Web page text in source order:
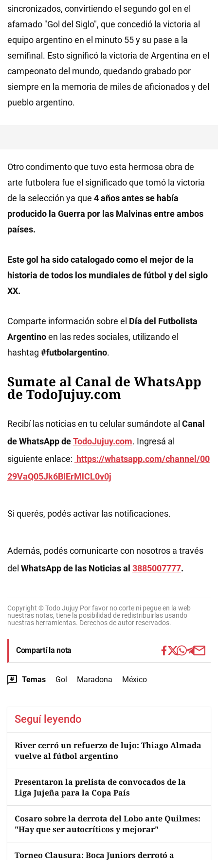
sincronizados, convirtiendo el segundo gol en el
afamado "Gol del Siglo", que concedió la victoria al
equipo argentino en el minuto 55 y su pase a la
semifinal. Esto significó la victoria de Argentina en el
campeonato del mundo, quedando grabado por
siempre en la memoria de miles de aficionados y del
pueblo argentino.
Otro condimento que tuvo esta hermosa obra de
arte futbolera fue el significado que tomó la victoria
de la selección ya que 4 años antes se había
producido la Guerra por las Malvinas entre ambos
países.
Este gol ha sido catalogado como el mejor de la
historia de todos los mundiales de fútbol y del siglo
XX.
Comparte información sobre el Día del Futbolista
Argentinoen las redes sociales, utilizando el
hashtag #futbolargentino.
Sumate al Canal de WhatsApp
de TodoJujuy.com
Recibí las noticias en tu celular sumándote al Canal
de WhatsApp deTodoJujuy.com. Ingresá al
siguiente enlace: https://whatsapp.com/channel/00
29VaQ05Jk6BIErMlCL0v0j
Si querés, podés activar las notificaciones.
Además, podés comunicarte con nosotros a través
del WhatsApp de las Noticias al 3885007777.
Copyright © Todo Jujuy Por favor no corte ni pegue en la web
nuestras notas, tiene la posibilidad de redistribuirlas usando
nuestras herramientas. Derechos de autor reservados.
Compartí la nota
Temas Gol Maradona México
Seguí leyendo
River cerró un refuerzo de lujo: Thiago Almada
vuelve al fútbol argentino
Presentaron la prelista de convocados de la
Liga Jujeña para la Copa País
Cosaro sobre la derrota del Lobo ante Quilmes:
"Hay que ser autocríticos y mejorar"
Torneo Clausura: Boca Juniors derrotó a